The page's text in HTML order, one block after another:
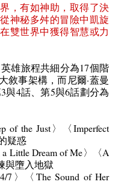
，有如神助，取得了決
神秘多舛的冒險中凱旋
雙世界中獲得智慧或力
雄旅程共細分為17個階
敘事架構，而尼爾·蓋曼
3與4話、第5與6話劃分為
of the Just〉〈Imperfect
疑惑
a Little Dream of Me〉〈A
與墮入地獄
7 〉〈 The Sound of Her